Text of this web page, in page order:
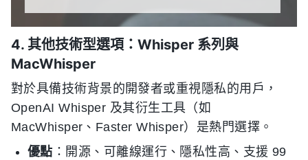
4. 其他技術型選項：Whisper 系列與
MacWhisper
對於具備技術背景的開發者或重視隱私的用戶，
OpenAI Whisper 及其衍生工具（如
MacWhisper、Faster Whisper）是熱門選擇。
優點 ：開源、可離線運行、隱私性高、支援 99